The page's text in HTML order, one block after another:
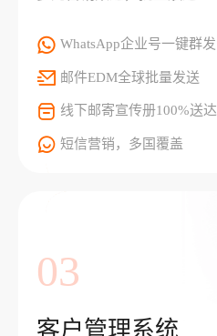
WhatsApp企业号一键群发
邮件EDM全球批量发送
线下邮寄宣传册100%送达
短信营销，多国覆盖
03
客户管理系统